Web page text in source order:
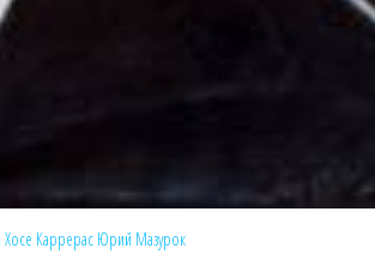
Хосе Каррерас Юрий Мазурок